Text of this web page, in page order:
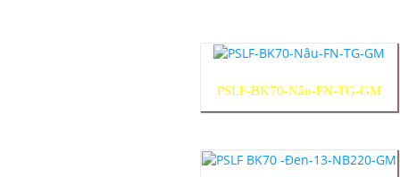
PSLF-BK70-Nâu-FN-TG-GM